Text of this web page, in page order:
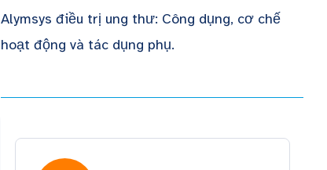
Alymsys điều trị ung thư: Công dụng, cơ chế
hoạt động và tác dụng phụ.